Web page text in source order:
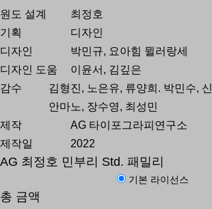
원도 설계
최정호
기획
디자인
디자인
박민규, 요아힘 뮐러랑세
디자인 도움
이윤서, 김깊은
감수
김형진, 노은유, 류양희. 박민수,
안마노, 장수영, 최성민
제작
AG 타이포그라피연구소
제작일
2022
AG 최정호 민부리 Std. 패밀리
기본 라이선스
총 금액